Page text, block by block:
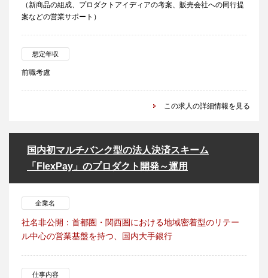
（新商品の組成、プロダクトアイディアの考案、販売会社への同行提
案などの営業サポート）
想定年収
前職考慮
この求人の詳細情報を見る
国内初マルチバンク型の法人決済スキーム
「FlexPay」のプロダクト開発～運用
企業名
社名非公開：首都圏・関西圏における地域密着型のリテー
ル中心の営業基盤を持つ、国内大手銀行
仕事内容